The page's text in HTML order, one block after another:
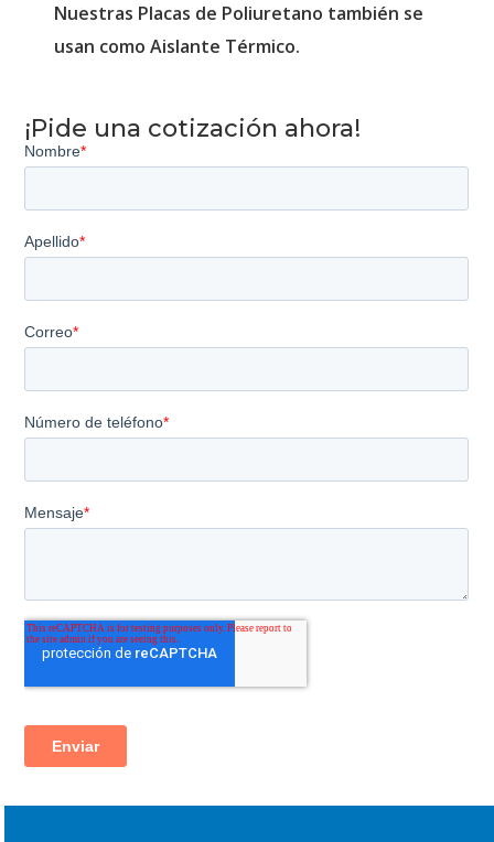
Nuestras Placas de Poliuretano también se
usan como Aislante Térmico.
¡Pide una cotización ahora!